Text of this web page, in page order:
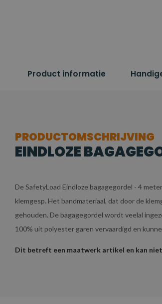
Product informatie
PRODUCTOMSCHRIJVING
EINDLOZE
De SafetyLoad Eindloze bagagegordel - 4
klemgesp. Het bandmateriaal, dat door de
gehouden. De bagagegordel wordt veelal
100% uit polyester garen vervaardigd en
Dit betreft een maatwerk artikel en kan